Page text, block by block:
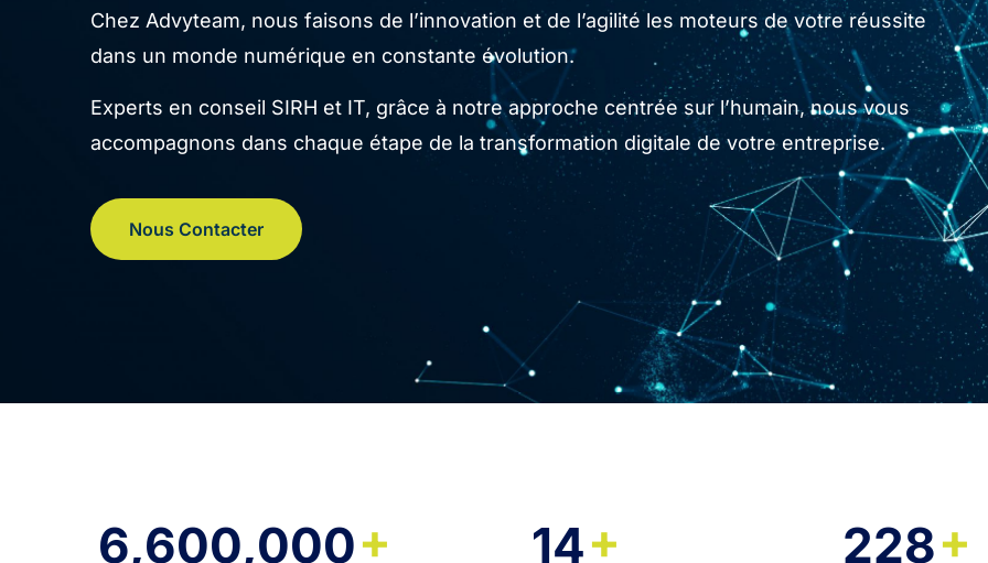
Chez Advyteam, nous faisons de l’innovation et de l’agilité les moteurs de votre réussite
dans un monde numérique en constante évolution.
Experts en conseil SIRH et IT, grâce à notre approche centrée sur l’humain, nous vous
accompagnons dans chaque étape de la transformation digitale de votre entreprise.
Nous Contacter
6,600,000+ 14+ 228+